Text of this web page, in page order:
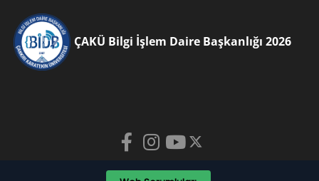
ÇAKÜ Bilgi İşlem Daire Başkanlığı 2026